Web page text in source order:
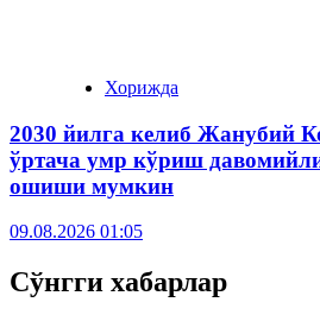
Хорижда
2030 йилга келиб Жанубий
ўртача умр кўриш
ошиши мумкин
09.08.2026 01:05
Сўнгги хабарлар